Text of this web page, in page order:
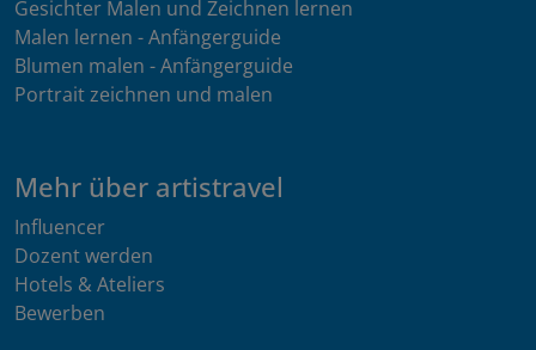
Gesichter Malen und Zeichnen lernen
Malen lernen - Anfängerguide
Blumen malen - Anfängerguide
Portrait zeichnen und malen
Mehr über artistravel
Influencer
Dozent werden
Hotels & Ateliers
Bewerben